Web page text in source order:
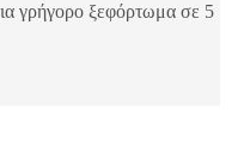
γρήγορο ξεφόρτωμα σε 5